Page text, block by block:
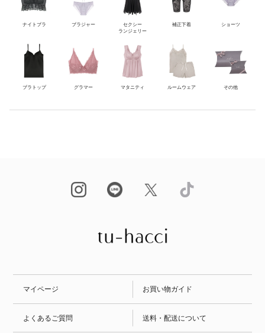
ピオニーレース
・左右に胸が離れている
『手軽に纏えるランジェリー』をコンセプトに生まれた
＆ラグジュアリーなLingerieシリーズ
・快適さも求めたい方
?ピオニーレースフロントホックブラ＆ショーツ
?シャンテレースベビードール＆ショーツ
?シャンテレースベビードール＆ショーツ
ナイトブラ ブラジャー
セクシー
ランジェリー
補正下着 ショーツ
ブラトップ グラマー マタニティ ルームウェア その他
マイページ お買い物ガイド
よくあるご質問 送料・配送について